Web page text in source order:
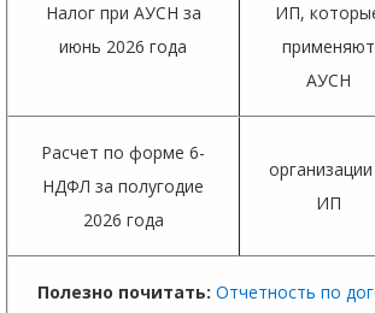
Налог при АУСН за
июнь 2026 года
ИП,
применяют
АУСН
Расчет по форме 6-
НДФЛ за полугодие
2026 года
ИП
Полезно почитать: Отчетность по